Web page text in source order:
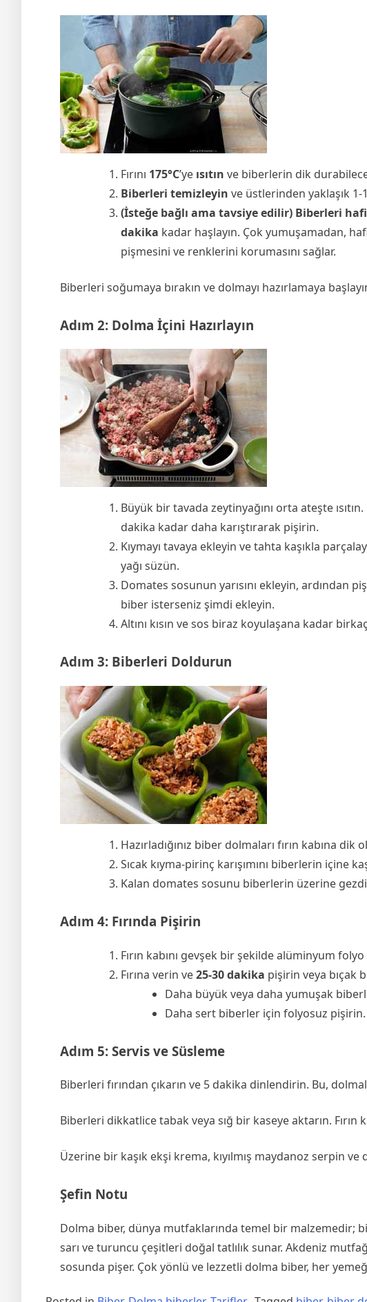
Fırını 175°C’ye ısıtın ve biberlerin dik
Biberleri temizleyin ve üstlerinden yaklaşık 1-
(İsteğe bağlı ama tavsiye edilir) Biberleri
dakika kadar haşlayın. Çok yumuşamadan,
pişmesini ve renklerini korumasını sağlar.
Biberleri soğumaya bırakın ve dolmayı hazırlamaya
Adım 2: Dolma İçini Hazırlayın
Büyük bir tavada zeytinyağını orta ateşte
dakika kadar daha karıştırarak pişirin.
Kıymayı tavaya ekleyin ve tahta kaşıkla
yağı süzün.
Domates sosunun yarısını ekleyin, ardından
biber isterseniz şimdi ekleyin.
Altını kısın ve sos biraz koyulaşana kadar
Adım 3: Biberleri Doldurun
Hazırladığınız biber dolmaları fırın kabına
Sıcak kıyma-pirinç karışımını biberlerin
Kalan domates sosunu biberlerin üzerine
Adım 4: Fırında Pişirin
Fırın kabını gevşek bir şekilde alüminyum
Fırına verin ve25-30 dakika pişirin veya bıçak
Daha büyük veya daha yumuşak
Daha sert biberler için folyosuz pişirin.
Adım 5: Servis ve Süsleme
Biberleri fırından çıkarın ve 5 dakika dinlendirin. Bu,
Biberleri dikkatlice tabak veya sığ bir kaseye aktarın.
Üzerine bir kaşık ekşi krema, kıyılmış maydanoz serpin
Şefin Notu
Dolma biber, dünya mutfaklarında temel bir malzemedir;
sarı ve turuncu çeşitleri doğal tatlılık sunar. Akdeniz
sosunda pişer. Çok yönlü ve lezzetli dolma biber, her